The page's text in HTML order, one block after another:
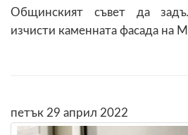
Общинският съвет да
изчисти каменната фасада на
петък 29 април 2022